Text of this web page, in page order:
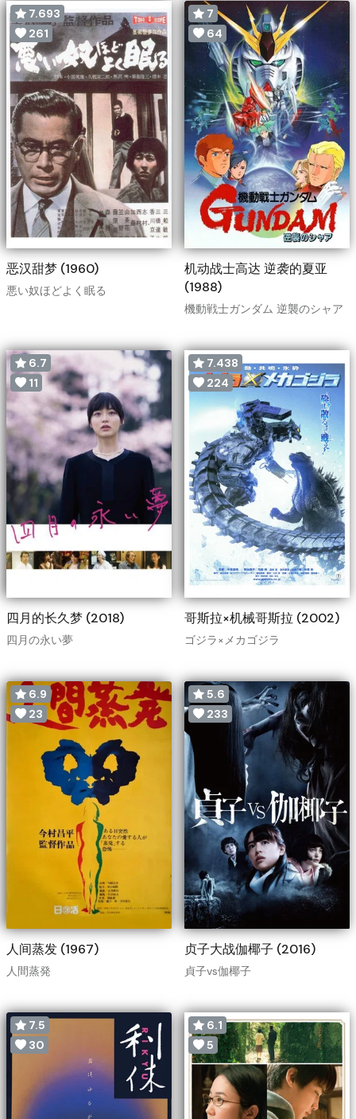
7.693
261
恶汉甜梦 (1960)
悪い奴ほどよく眠る
7
64
机动战士高达 逆袭的夏亚
(1988)
機動戦士ガンダム 逆襲のシャア
6.7
11
四月的长久梦 (2018)
四月の永い夢
7.438
224
哥斯拉×机械哥斯拉 (2002)
ゴジラ×メカゴジラ
6.9
23
人间蒸发 (1967)
人間蒸発
5.6
233
贞子大战伽椰子 (2016)
貞子vs伽椰子
7.5
30
6.1
5